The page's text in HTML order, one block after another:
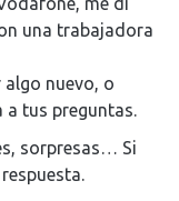
una trabajadora
algo nuevo, o
a tus preguntas.
sorpresas… Si